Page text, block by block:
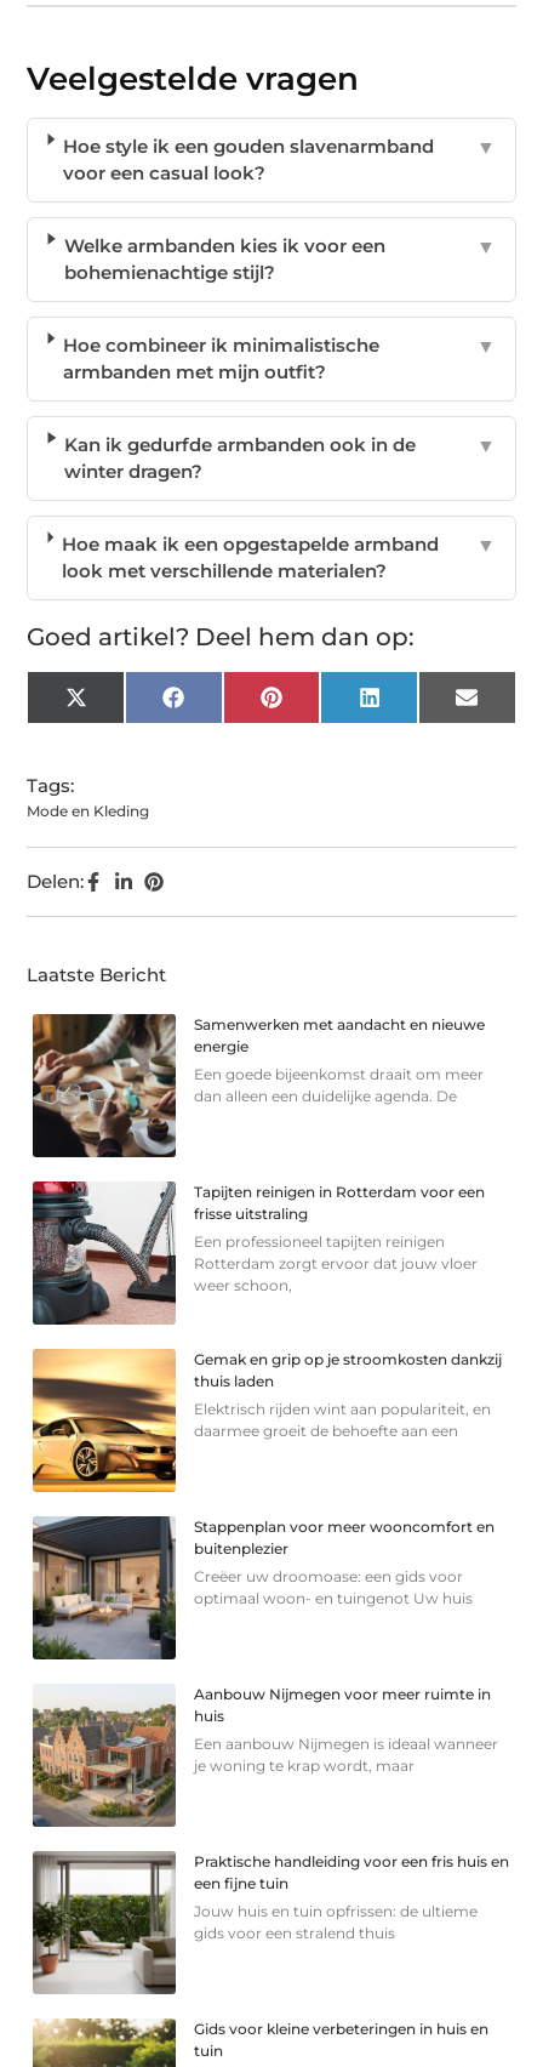
Veelgestelde vragen
Hoe style ik een gouden slavenarmband
voor een casual look?
▼
Welke armbanden kies ik voor een
bohemienachtige stijl?
▼
Hoe combineer ik minimalistische
armbanden met mijn outfit?
▼
Kan ik gedurfde armbanden ook in de
winter dragen?
▼
Hoe maak ik een opgestapelde armband
look met verschillende materialen?
▼
Goed artikel? Deel hem dan op:
X
(Twitter)
FacebookPinterest LinkedIn Email
Tags:
Mode en Kleding
Delen:
Laatste Bericht
Samenwerken met aandacht en nieuwe
energie
Een goede bijeenkomst draait om meer
dan alleen een duidelijke agenda. De
Tapijten reinigen in Rotterdam voor een
frisse uitstraling
Een professioneel tapijten reinigen
Rotterdam zorgt ervoor dat jouw vloer
weer schoon,
Gemak en grip op je stroomkosten dankzij
thuis laden
Elektrisch rijden wint aan populariteit, en
daarmee groeit de behoefte aan een
Stappenplan voor meer wooncomfort en
buitenplezier
Creëer uw droomoase: een gids voor
optimaal woon- en tuingenot Uw huis
Aanbouw Nijmegen voor meer ruimte in
huis
Een aanbouw Nijmegen is ideaal wanneer
je woning te krap wordt, maar
Praktische handleiding voor een fris huis en
een fijne tuin
Jouw huis en tuin opfrissen: de ultieme
gids voor een stralend thuis
Gids voor kleine verbeteringen in huis en
tuin